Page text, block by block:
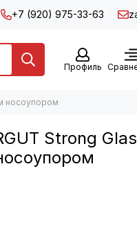
+7 (920) 975-33-63
Профиль
носоупором
Strong